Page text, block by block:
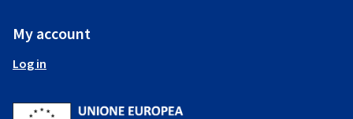
My account
Log in